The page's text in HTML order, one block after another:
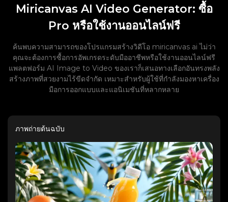
Miricanvas AI Video Generator: ซื้อ
Pro หรือใช้งานออนไลน์ฟรี
ค้นพบความสามารถของโปรแกรมสร้างวิดีโอ miricanvas ai ไม่ว่า
คุณจะต้องการซื้อการอัพเกรดระดับมืออาชีพหรือใช้งานออนไลน์ฟรี
แพลตฟอร์ม AI Image to Video ของเราก็เสนอทางเลือกอันทรงพลัง
สร้างภาพที่สวยงามไร้ขีดจำกัด เหมาะสำหรับผู้ใช้ที่กำลังมองหาเครื่อง
มือการออกแบบและแอนิเมชันที่หลากหลาย
ภาพถ่ายต้นฉบับ